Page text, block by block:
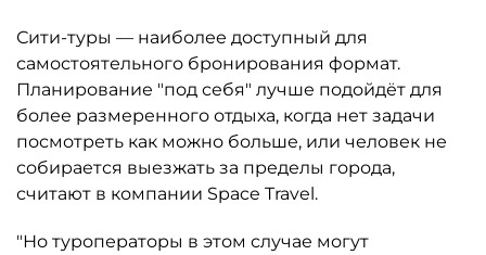
Сити-туры — наиболее доступный для
самостоятельного бронирования формат.
Планирование "под себя" лучше подойдёт для
более размеренного отдыха, когда нет задачи
посмотреть как можно больше, или человек не
собирается выезжать за пределы города,
считают в компании Space Travel.
"Но туроператоры в этом случае могут